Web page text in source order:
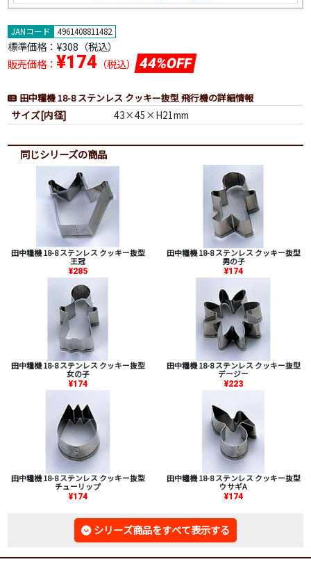
JANコード 4961408811482
標準価格： ¥308（税込）
販売価格： ¥174 （税込） 44%OFF
田中糧機 18-8 ステンレス クッキー抜型 飛行機の詳細情報
サイズ[内径] 43×45×H21mm
同じシリーズの商品
田中糧機 18-8 ステンレス クッキー抜型
王冠
¥285
田中糧機 18-8 ステンレス クッキー抜型
男の子
¥174
田中糧機 18-8 ステンレス クッキー抜型
女の子
¥174
田中糧機 18-8 ステンレス クッキー抜型
デージー
¥223
田中糧機 18-8 ステンレス クッキー抜型
チューリップ
¥174
田中糧機 18-8 ステンレス クッキー抜型
ウサギA
¥174
シリーズ商品をすべて表示する